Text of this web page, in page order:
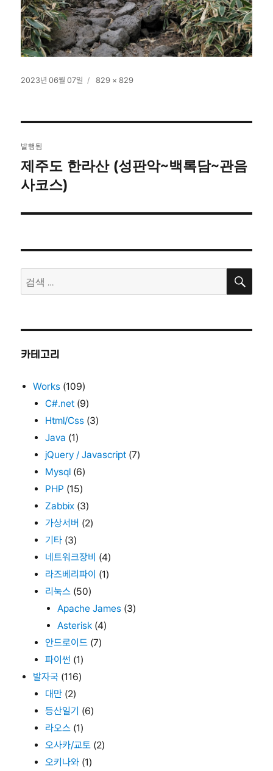
작
2023년 06월 07일
전
829 × 829
탐
색
발행됨
제주도 한라산 (성판악~백록담~관음
사코스)
검
색:
검
카테고리
Works (109)
C#.net (9)
Html/Css (3)
Java (1)
jQuery / Javascript (7)
Mysql (6)
PHP (15)
Zabbix (3)
가상서버 (2)
기타 (3)
네트워크장비 (4)
라즈베리파이 (1)
리눅스 (50)
Apache James (3)
Asterisk (4)
안드로이드 (7)
파이썬 (1)
발자국 (116)
대만 (2)
등산일기 (6)
라오스 (1)
오사카/교토 (2)
오키나와 (1)